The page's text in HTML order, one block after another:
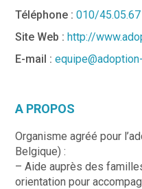
Téléphone :010/45.05.67
Site Web : http://
E-mail :
A PROPOS
Organisme agréé pour
Belgique) :
– Aide auprès des
orientation pour